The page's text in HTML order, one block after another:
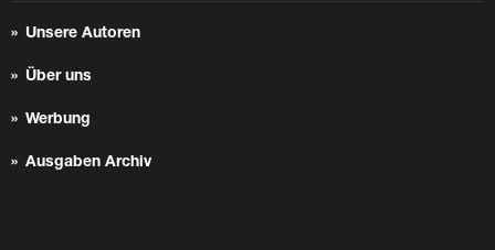
Unsere Autoren
Über uns
Werbung
Ausgaben Archiv